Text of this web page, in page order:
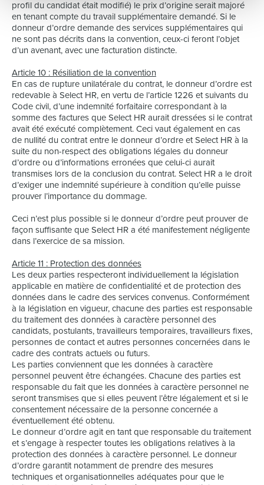
profil du candidat était modifié) le prix d’origine serait majoré
en tenant compte du travail supplémentaire demandé. Si le
donneur d’ordre demande des services supplémentaires qui
ne sont pas décrits dans la convention, ceux-ci feront l’objet
d’un avenant, avec une facturation distincte.
Article 10 : Résiliation de la convention
En cas de rupture unilatérale du contrat, le donneur d’ordre est
redevable à Select HR, en vertu de l’article 1226 et suivants du
Code civil, d’une indemnité forfaitaire correspondant à la
somme des factures que Select HR aurait dressées si le contrat
avait été exécuté complètement. Ceci vaut également en cas
de nullité du contrat entre le donneur d’ordre et Select HR à la
suite du non-respect des obligations légales du donneur
d’ordre ou d’informations erronées que celui-ci aurait
transmises lors de la conclusion du contrat. Select HR a le droit
d’exiger une indemnité supérieure à condition qu’elle puisse
prouver l’importance du dommage.
Ceci n’est plus possible si le donneur d’ordre peut prouver de
façon suffisante que Select HR a été manifestement négligente
dans l’exercice de sa mission.
Article 11 : Protection des données
Les deux parties respecteront individuellement la législation
applicable en matière de confidentialité et de protection des
données dans le cadre des services convenus. Conformément
à la législation en vigueur, chacune des parties est responsable
du traitement des données à caractère personnel des
candidats, postulants, travailleurs temporaires, travailleurs fixes,
personnes de contact et autres personnes concernées dans le
cadre des contrats actuels ou futurs.
Les parties conviennent que les données à caractère
personnel peuvent être échangées. Chacune des parties est
responsable du fait que les données à caractère personnel ne
seront transmises que si elles peuvent l’être légalement et si le
consentement nécessaire de la personne concernée a
éventuellement été obtenu.
Le donneur d’ordre agit en tant que responsable du traitement
et s’engage à respecter toutes les obligations relatives à la
protection des données à caractère personnel. Le donneur
d’ordre garantit notamment de prendre des mesures
techniques et organisationnelles adéquates pour que le